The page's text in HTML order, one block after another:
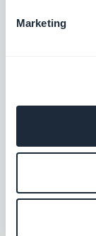
Marketing
beautiful